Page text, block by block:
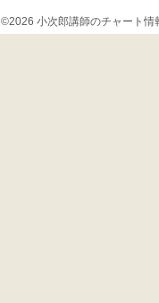
©2026 小次郎講師のチャート情